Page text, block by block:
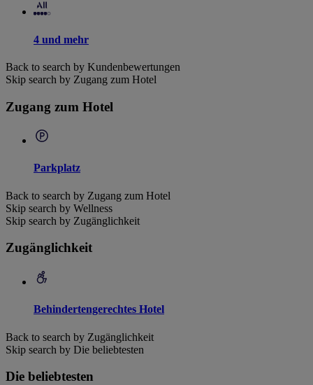
4 und mehr
Back to search by Kundenbewertungen
Skip search by Zugang zum Hotel
Zugang zum Hotel
Parkplatz
Back to search by Zugang zum Hotel
Skip search by Wellness
Skip search by Zugänglichkeit
Zugänglichkeit
Behindertengerechtes Hotel
Back to search by Zugänglichkeit
Skip search by Die beliebtesten
Die beliebtesten